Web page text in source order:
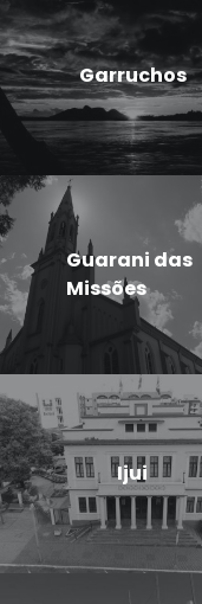
Garruchos
Guarani das
Missões
Ijui